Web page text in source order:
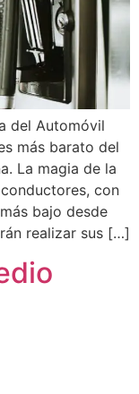
del Automóvil
más barato del
La magia de la
con
bajo desde
realizar sus […]